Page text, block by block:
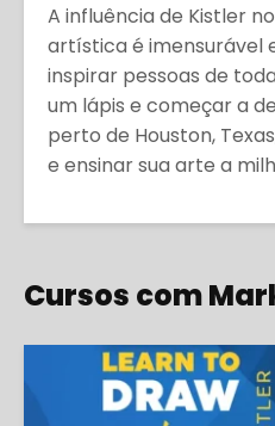
A influência de Kistler
artística é imensurável
inspirar pessoas de
um lápis e começar a
perto de Houston,
e ensinar sua arte a
Cursos com